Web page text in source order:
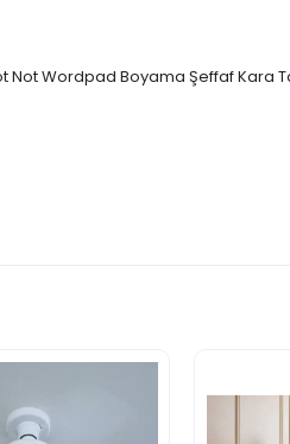
Not Wordpad Boyama Şeffaf Kara